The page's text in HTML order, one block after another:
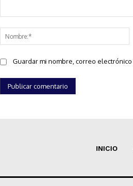
Guardar mi nombre, correo
INICIO